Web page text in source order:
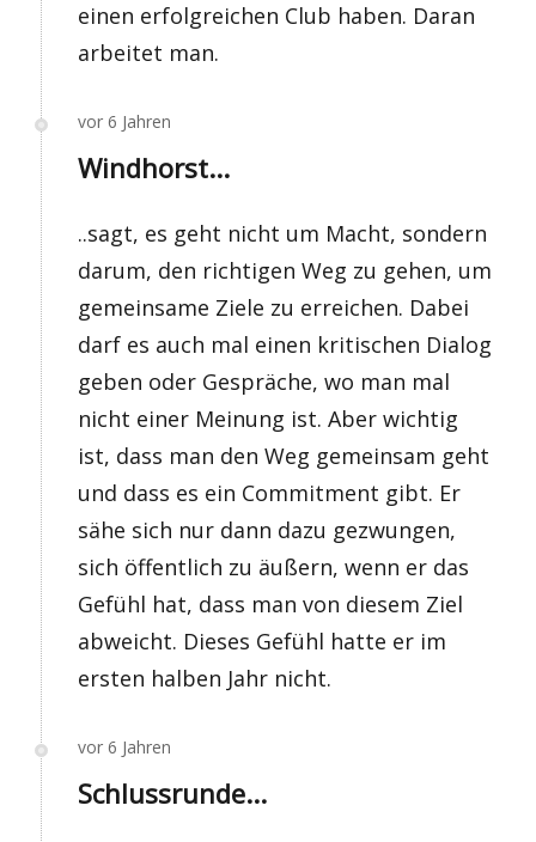
einen erfolgreichen Club haben. Daran
arbeitet man.
vor 6 Jahren
Windhorst...
..sagt, es geht nicht um Macht, sondern
darum, den richtigen Weg zu gehen, um
gemeinsame Ziele zu erreichen. Dabei
darf es auch mal einen kritischen Dialog
geben oder Gespräche, wo man mal
nicht einer Meinung ist. Aber wichtig
ist, dass man den Weg gemeinsam geht
und dass es ein Commitment gibt. Er
sähe sich nur dann dazu gezwungen,
sich öffentlich zu äußern, wenn er das
Gefühl hat, dass man von diesem Ziel
abweicht. Dieses Gefühl hatte er im
ersten halben Jahr nicht.
vor 6 Jahren
Schlussrunde...